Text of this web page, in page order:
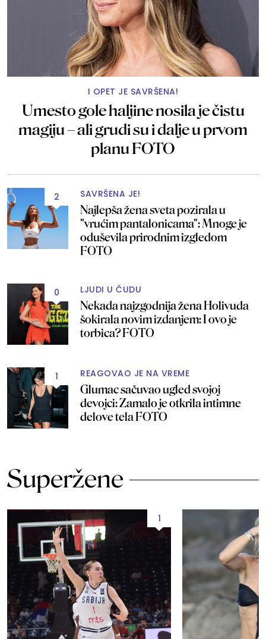
I OPET JE SAVRŠENA!
Umesto gole haljine nosila je čistu
magiju – ali grudi su i dalje u prvom
planu FOTO
2 SAVRŠENA JE!
Najlepša žena sveta pozirala u
"vrućim pantalonicama": Mnoge je
oduševila prirodnim izgledom
FOTO
0 LJUDI U ČUDU
Nekada najzgodnija žena Holivuda
šokirala novim izdanjem: I ovo je
torbica? FOTO
1 REAGOVAO JE NA VREME
Glumac sačuvao ugled svojoj
devojci: Zamalo je otkrila intimne
delove tela FOTO
Superžene
1